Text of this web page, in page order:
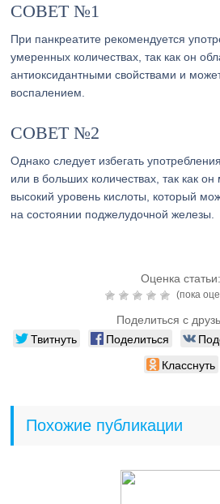
СОВЕТ №1
При панкреатите рекомендуется
умеренных количествах, так как он
антиоксидантными свойствами и
воспалением.
СОВЕТ №2
Однако следует избегать
или в больших количествах, так как
высокий уровень кислоты, который
на состоянии поджелудочной железы.
Оценка статьи:
(пока
Поделиться с
Твитнуть Поделиться
Класснуть
Похожие публикации